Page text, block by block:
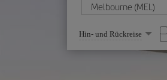
Wählen
Sie
eine
Hin- und Rückreise